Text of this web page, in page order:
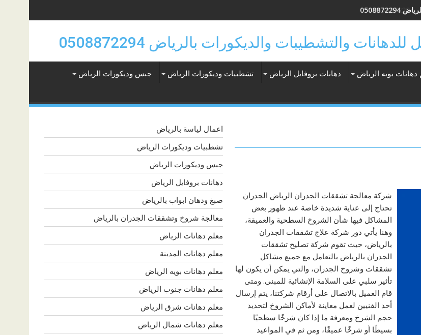
دهانات بويه الرياض دهانات بروفايل الرياض تشطبيات وديكورات الرياض جبس وديكورات الرياض
شركة معالجة تشققات الجدران الرياض الجدران
تحتاج إلى عناية شديدة خاصة عند ظهور بعض
المشاكل فيها شأن الشروخ السطحية والعميقة،
وهنا يأتي دور شركة علاج تشققات الجدران
بالرياض، حيث تقوم شركة تصليح تشققات
الجدران بالرياض بالتعامل مع جميع مشاكل
تشققات وشروخ الجدران، والتي يمكن أن يكون لها
تأثير سلبي على السلامة الإنشائية للمبنى. ومتى
قام العميل بالاتصال على أرقام شركتنا، يتم إرسال
أحد الفنيين لعمل معاينة لأماكن الشروخ لتحديد
حجم الشرخ ومعرفة ما إذا كان شرخًا سطحيًا
بسيطًا أو شرخًا عميقًا، ومن ثم في المواعيد
اعمال لياسة بالرياض
تشطبيات وديكورات الرياض
جبس وديكورات الرياض
دهانات بروفايل الرياض
صبغ ودهان ابواب بالرياض
معالجة شروخ وتشققات الجدران بالرياض
معلم دهانات الرياض
معلم دهانات المدينة
معلم دهانات بويه الرياض
معلم دهانات جنوب الرياض
معلم دهانات شرق الرياض
معلم دهانات شمال الرياض